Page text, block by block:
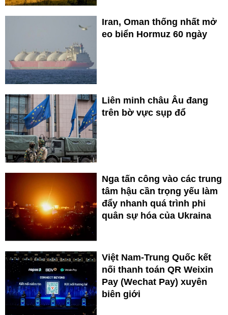
Iran, Oman thống nhất mở
eo biển Hormuz 60 ngày
Liên minh châu Âu đang
trên bờ vực sụp đổ
Nga tấn công vào các trung
tâm hậu cần trọng yếu làm
đẩy nhanh quá trình phi
quân sự hóa của Ukraina
Việt Nam-Trung Quốc kết
nối thanh toán QR Weixin
Pay (Wechat Pay) xuyên
biên giới